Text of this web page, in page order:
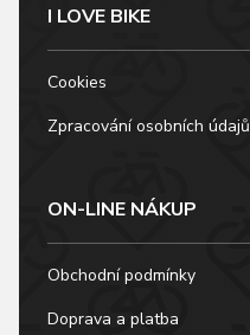
I LOVE BIKE
Cookies
Zpracování osobních údajů
ON-LINE NÁKUP
Obchodní podmínky
Doprava a platba